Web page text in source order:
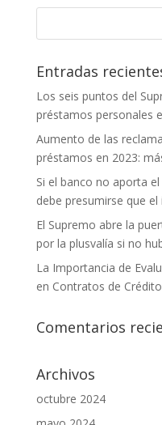
Entradas
Los seis puntos del
préstamos personales
Aumento de las
préstamos en 2023:
Si el banco no aporta
debe presumirse que
El Supremo abre la
por la plusvalía si no
La Importancia de
en Contratos de Crédito
Comentarios
Archivos
octubre 2024